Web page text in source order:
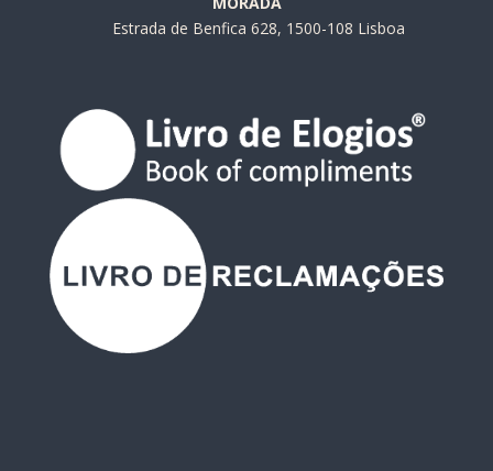
Estrada de Benfica 628, 1500-108 Lisboa